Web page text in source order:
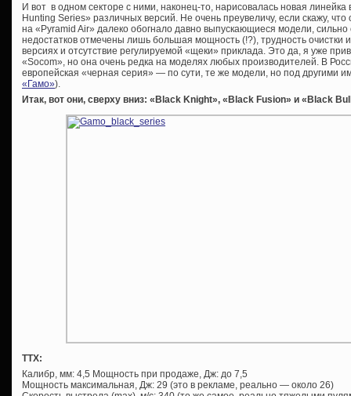
И вот в одном секторе с ними, наконец-то, нарисовалась новая
Hunting Series» различных версий. Не очень преувеличу, если скажу,
на «Pyramid Air» далеко обогнало давно выпускающиеся модели,
недостатков отмечены лишь большая мощность (!?), трудность очистки
версиях и отсутствие регулируемой «щеки» приклада. Это да, я уже
«Socom», но она очень редка на моделях любых производителей. В
европейская «черная серия» — по сути, те же модели, но под другими
«Гамо»).
Итак, вот они, сверху вниз: «Black Knight», «Black Fusion» и «Black
ТТХ:
Калибр, мм: 4,5 Мощность при продаже, Дж: до 7,5
Мощность максимальная, Дж: 29 (это в рекламе, реально — около 26)